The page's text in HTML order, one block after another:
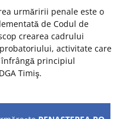
urmăririi penale este o
de Codul de
crearea cadrului
activitate care
principiul
Timiş.